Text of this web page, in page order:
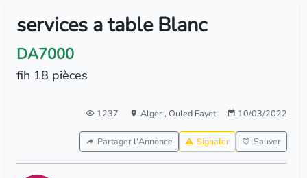
services a table Blanc
DA7000
fih 18 pièces
1237 Alger, Ouled Fayet 10/03/2022
Partager l'Annonce Signaler Sauver